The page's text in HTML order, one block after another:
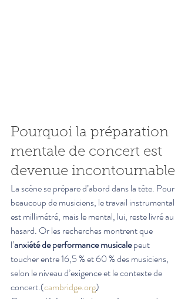
Pourquoi la préparation
mentale de concert est
devenue incontournable
La scène se prépare d’abord dans la tête. Pour
beaucoup de musiciens, le travail instrumental
est millimétré, mais le mental, lui, reste livré au
hasard. Or les recherches montrent que
l’anxiété de performance musicale peut
toucher entre 16,5 % et 60 % des musiciens,
selon le niveau d’exigence et le contexte de
concert.(cambridge.org)